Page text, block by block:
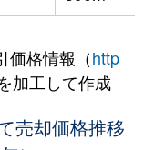
価格情報（http
加工して作成
売却価格推移